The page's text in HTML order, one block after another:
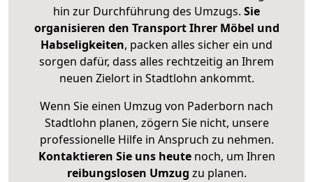
hin zur Durchführung des Umzugs. Sie
organisieren den Transport Ihrer Möbel und
Habseligkeiten, packen alles sicher ein und
sorgen dafür, dass alles rechtzeitig an Ihrem
neuen Zielort in Stadtlohn ankommt.
Wenn Sie einen Umzug von Paderborn nach
Stadtlohn planen, zögern Sie nicht, unsere
professionelle Hilfe in Anspruch zu nehmen.
Kontaktieren Sie uns heutenoch, um Ihren
reibungslosen Umzug zu planen.